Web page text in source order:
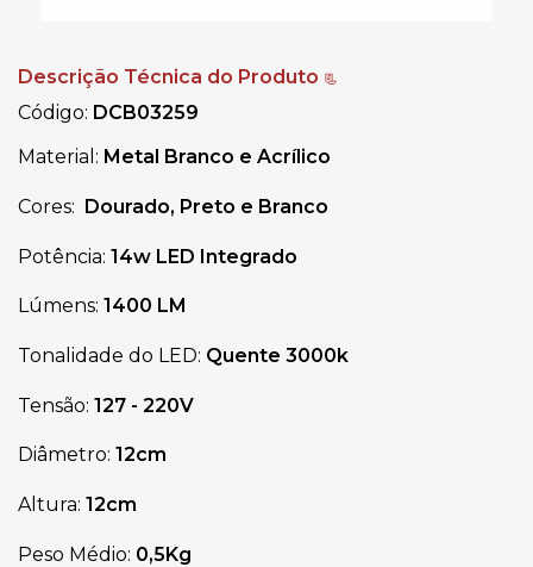
Descrição Técnica do Produto 📃
Código: DCB03259
Material: Metal Branco e Acrílico
Cores: Dourado, Preto e Branco
Potência: 14w LED Integrado
Lúmens: 1400 LM
Tonalidade do LED: Quente 3000k
Tensão: 127 - 220V
Diâmetro: 12cm
Altura: 12cm
Peso Médio: 0,5Kg